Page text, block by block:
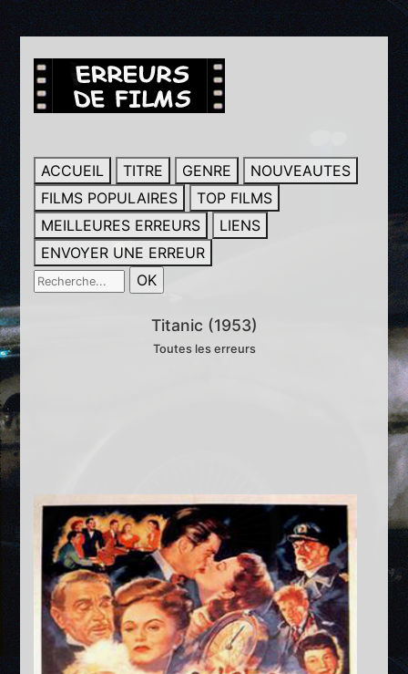
ACCUEIL TITRE GENRE
NOUVEAUTES
FILMS POPULAIRES
TOP FILMS
MEILLEURES ERREURS
LIENS
ENVOYER UNE ERREUR
Titanic (1953)
Toutes les erreurs